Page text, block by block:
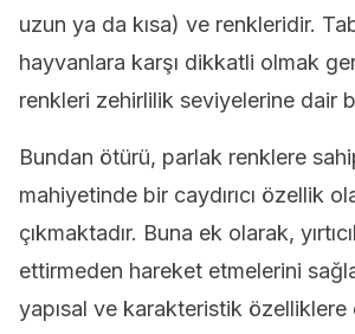
uzun ya da kısa) ve renkleridir.
hayvanlara karşı dikkatli olmak
renkleri zehirlilik seviyelerine dair
Bundan ötürü, parlak renklere
mahiyetinde bir caydırıcı özellik
çıkmaktadır. Buna ek olarak,
ettirmeden hareket etmelerini
yapısal ve karakteristik özelliklere